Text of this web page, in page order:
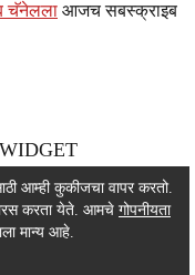
चॅनेलला आजच सबस्क्राइब
आम्ही कुकीजचा वापर करतो.
करता येते. आमचे गोपनीयता
मान्य आहे.